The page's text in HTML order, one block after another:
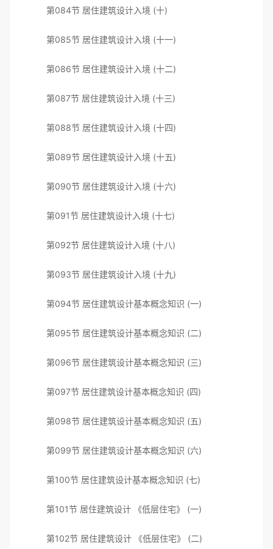
第084节 居住建筑设计入境 (十)
第085节 居住建筑设计入境 (十一)
第086节 居住建筑设计入境 (十二)
第087节 居住建筑设计入境 (十三)
第088节 居住建筑设计入境 (十四)
第089节 居住建筑设计入境 (十五)
第090节 居住建筑设计入境 (十六)
第091节 居住建筑设计入境 (十七)
第092节 居住建筑设计入境 (十八)
第093节 居住建筑设计入境 (十九)
第094节 居住建筑设计基本概念知识 (一)
第095节 居住建筑设计基本概念知识 (二)
第096节 居住建筑设计基本概念知识 (三)
第097节 居住建筑设计基本概念知识 (四)
第098节 居住建筑设计基本概念知识 (五)
第099节 居住建筑设计基本概念知识 (六)
第100节 居住建筑设计基本概念知识 (七)
第101节 居住建筑设计 《低层住宅》 (一)
第102节 居住建筑设计 《低层住宅》 (二)